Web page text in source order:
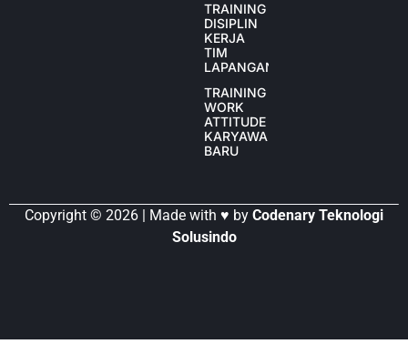
TRAINING
DISIPLIN
KERJA
TIM
LAPANGAN
TRAINING
WORK
ATTITUDE
KARYAWAN
BARU
Copyright © 2026 | Made with ♥ by Codenary Teknologi
Solusindo